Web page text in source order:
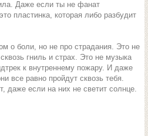
Даже если ты не фанат
пластинка, которая либо разбудит
о боли, но не про страдания. Это не
гниль и страх. Это не музыка
к внутреннему пожару. И даже
все равно пройдут сквозь тебя.
даже если на них не светит солнце.